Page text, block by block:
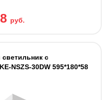
руб.
с
NSZS-30DW 595*180*58